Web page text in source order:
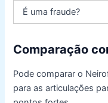
É uma fraude?
Comparação
Pode comparar o
para as articulações